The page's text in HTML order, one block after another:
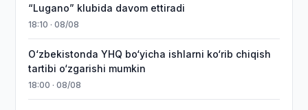
“Lugano” klubida davom ettiradi
18:10 · 08/08
O‘zbekistonda YHQ bo‘yicha ishlarni ko‘rib chiqish
tartibi o‘zgarishi mumkin
18:00 · 08/08